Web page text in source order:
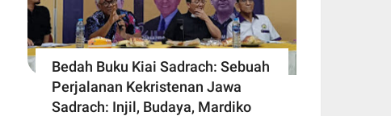
Bedah Buku Kiai Sadrach: Sebuah
Perjalanan Kekristenan Jawa
Sadrach: Injil, Budaya, Mardiko